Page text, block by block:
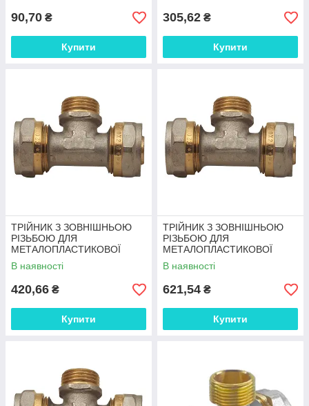
90,70 ₴
Купити
305,62 ₴
Купити
ТРІЙНИК З ЗОВНІШНЬОЮ
РІЗЬБОЮ ДЛЯ
МЕТАЛОПЛАСТИКОВОЇ
ТРУБИ 20x1/2Mx20
В наявності
420,66 ₴
Купити
ТРІЙНИК З ЗОВНІШНЬОЮ
РІЗЬБОЮ ДЛЯ
МЕТАЛОПЛАСТИКОВОЇ
ТРУБИ 26x3/4Mx26
В наявності
621,54 ₴
Купити